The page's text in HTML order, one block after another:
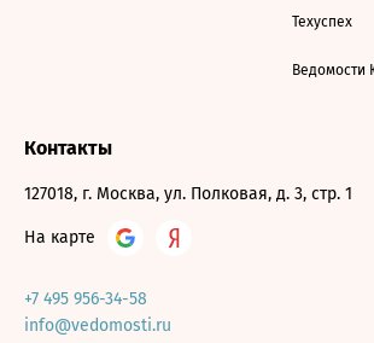
Техуспех
Ведомости
Контакты
127018, г. Москва, ул. Полковая, д. 3, стр. 1
На карте
+7 495 956-34-58
info@vedomosti.ru